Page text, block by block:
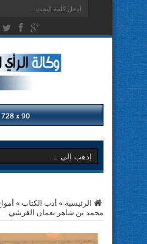
الرئيسية » أدب الكتاب »
محمد بن شاهر نعمان القرشي